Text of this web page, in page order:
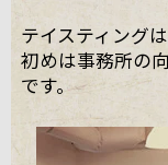
テイスティング
初めは事務所の
です。